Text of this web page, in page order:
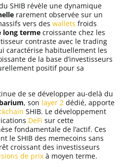
SHIB révèle une dynamique
rarement observée sur un
vers des wallets froids
long terme croissante chez les
contraste avec le trading
caractérise habituellement les
de la base d’investisseurs
positif pour sa
de se développer au-delà du
, son layer 2 dédié, apporte
SHIB. Le développement
DeFi sur cette
fondamentale de l’actif. Ces
le SHIB des memecoins sans
croissant des investisseurs
de prix à moyen terme.